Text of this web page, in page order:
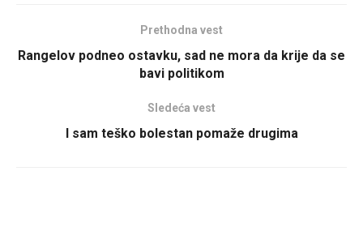
Prethodna vest
Rangelov podneo ostavku, sad ne mora da krije da se
bavi politikom
Sledeća vest
I sam teško bolestan pomaže drugima